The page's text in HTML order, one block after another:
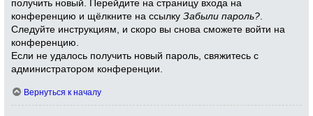
получить новый. Перейдите на страницу входа на
конференцию и щёлкните на ссылкуЗабыли пароль?
Следуйте инструкциям, и скоро вы снова сможете войти на
конференцию.
Если не удалось получить новый пароль, свяжитесь с
администратором конференции.
Вернуться к началу